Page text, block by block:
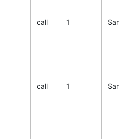
call 1
call 1